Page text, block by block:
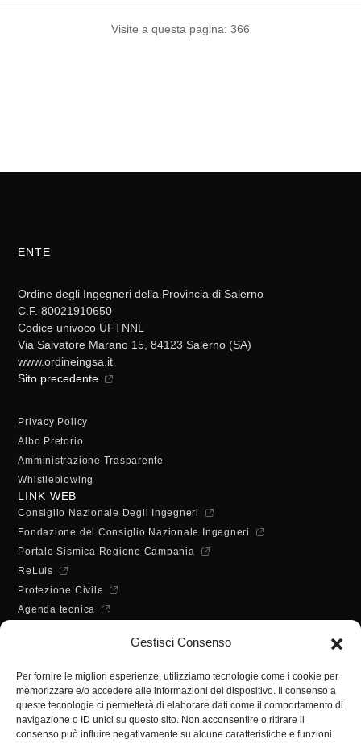
Gestisci Consenso
Per fornire le migliori esperienze, utilizziamo tecnologie come i cookie per
memorizzare e/o accedere alle informazioni del dispositivo. Il consenso a
queste tecnologie ci permetterà di elaborare dati come il comportamento di
navigazione o ID unici su questo sito. Non acconsentire o ritirare il
consenso può influire negativamente su alcune caratteristiche e funzioni.
Visite a questa pagina: 366
ENTE
Ordine degli Ingegneri della Provincia di Salerno
C.F. 80021910650
Codice univoco UFTNNL
Via Salvatore Marano 15, 84123 Salerno (SA)
www.ordineingsa.it
Sito precedente
Privacy Policy
Albo Pretorio
Amministrazione Trasparente
Whistleblowing
LINK WEB
Consiglio Nazionale Degli Ingegneri
Fondazione del Consiglio Nazionale Ingegneri
Portale Sismica Regione Campania
ReLuis
Protezione Civile
Agenda tecnica
ORARI DI APERTURA
10:00 - 12:00
Martedì - Giovedì:
10:00 - 12:00 / 14:30 - 16:30
SEGRETERIA